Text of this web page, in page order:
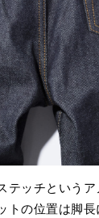
テッチという
トの位置は脚